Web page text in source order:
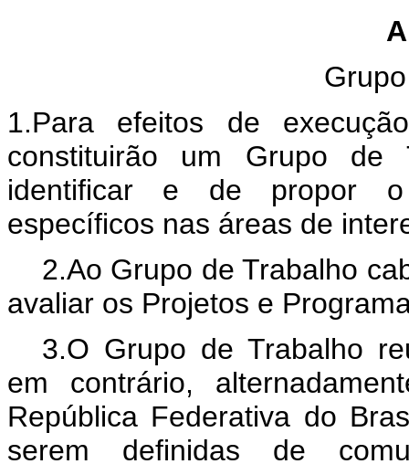
1.Para efeitos de
constituirão um Grupo de
identificar e de propor o
específicos nas áreas de
2.Ao Grupo de Trabalho
avaliar os Projetos e
3.O Grupo de Trabalho
em contrário,
República Federativa do
serem definidas de